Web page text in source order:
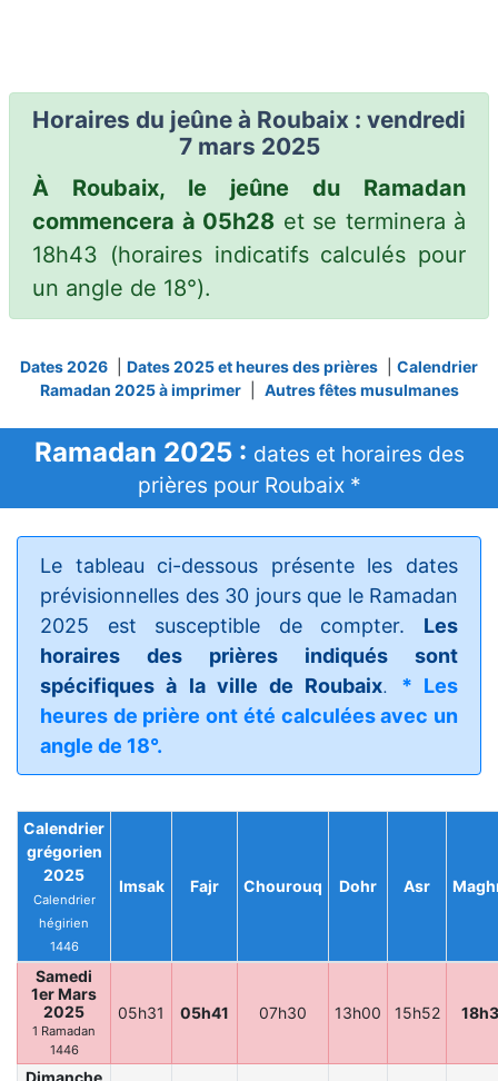
Horaires du jeûne à Roubaix : vendredi
7 mars 2025
À Roubaix, le jeûne du Ramadan
commencera à 05h28 et se terminera à
18h43 (horaires indicatifs calculés pour
un angle de 18°).
Dates 2026 Dates 2025 et heures des prières
Calendrier
Ramadan 2025 à imprimer
Autres fêtes musulmanes
Ramadan 2025 : dates et horaires des
prières pour Roubaix *
Le tableau ci-dessous présente les dates
prévisionnelles des 30 jours que le Ramadan
2025 est susceptible de compter.
Les
horaires des prières indiqués sont
spécifiques à la ville de Roubaix. * Les
heures de prière ont été calculées avec un
angle de 18°.
Calendrier
grégorien
2025
Calendrier
hégirien
1446
Imsak Fajr Chourouq Dohr Asr
Samedi
1er Mars
2025
1 Ramadan
1446
05h31 05h41 07h30 13h00 15h52